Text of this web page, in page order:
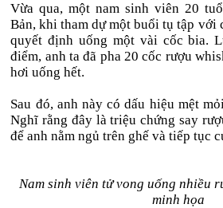
Vừa qua, một nam sinh viên 20
Bản, khi tham dự một buổi tụ tập với
quyết định uống một vài cốc bia.
điểm, anh ta đã pha 20 cốc rượu
hơi uống hết.
Sau đó, anh này có dấu hiệu mệt
Nghĩ rằng đây là triệu chứng say
để anh nằm ngủ trên ghế và tiếp tục
Nam sinh viên tử vong uống nhiều
minh họa